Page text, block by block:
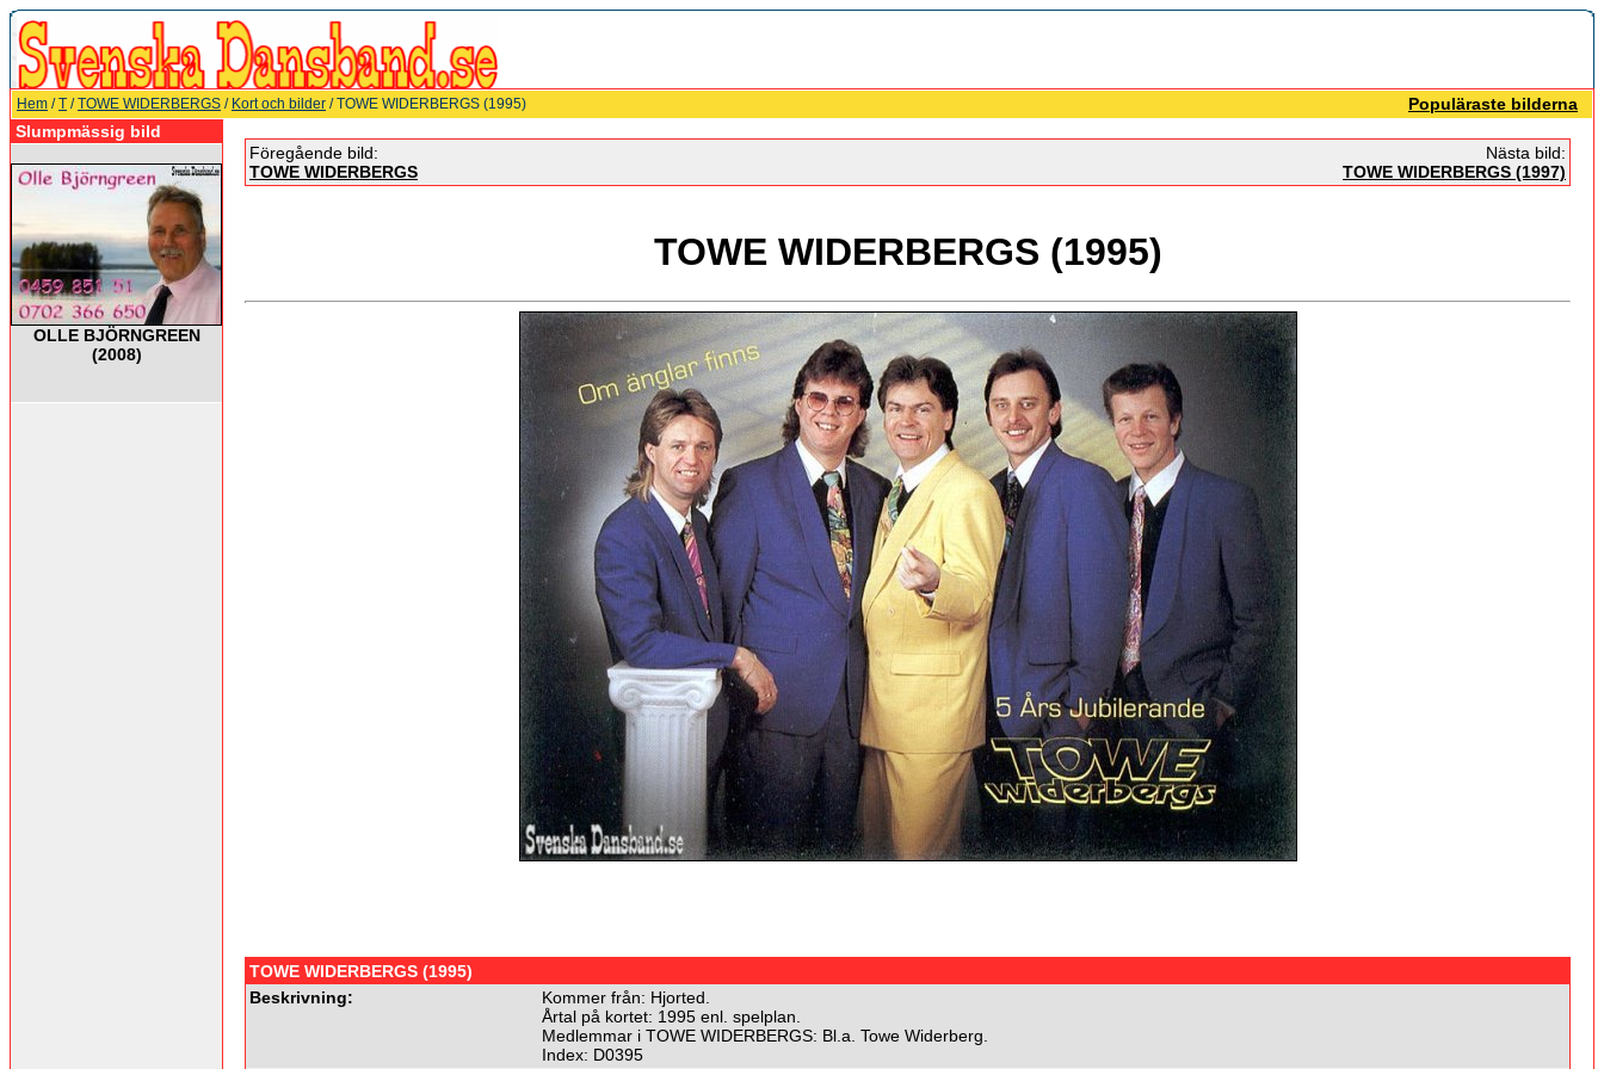
Hem /T /TOWE WIDERBERGS / Kort och bilder / TOWE WIDERBERGS (1995)
Populäraste bilderna
Slumpmässig bild
OLLE BJÖRNGREEN
(2008)
Föregående bild:
TOWE WIDERBERGS
Nästa bild:
TOWE WIDERBERGS (1997)
TOWE WIDERBERGS (1995)
TOWE WIDERBERGS (1995)
Beskrivning:
Kommer från: Hjorted.
Årtal på kortet: 1995 enl. spelplan.
Medlemmar i TOWE WIDERBERGS: Bl.a. Towe Widerberg.
Index: D0395